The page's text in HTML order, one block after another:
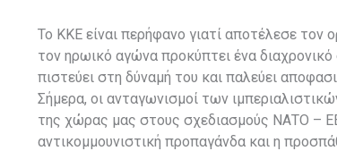
Το ΚΚΕ είναι περήφανο γιατί αποτέλεσε
τον ηρωικό αγώνα προκύπτει ένα
πιστεύει στη δύναμή του και παλεύει
Σήμερα, οι ανταγωνισμοί των
της χώρας μας στους σχεδιασμούς ΝΑΤΟ – ΕΕ
αντικομμουνιστική προπαγάνδα και η